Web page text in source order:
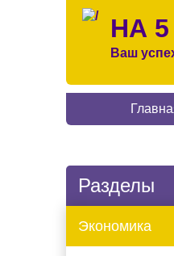
НА
Ваш
Разделы
Экономика